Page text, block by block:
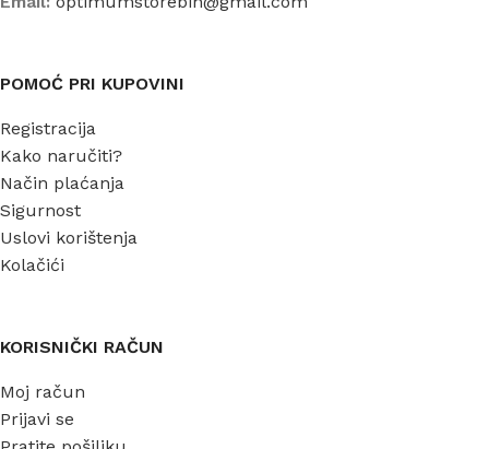
POMOĆ PRI KUPOVINI
Registracija
Kako naručiti?
Način plaćanja
Sigurnost
Uslovi korištenja
Kolačići
KORISNIČKI RAČUN
Moj račun
Prijavi se